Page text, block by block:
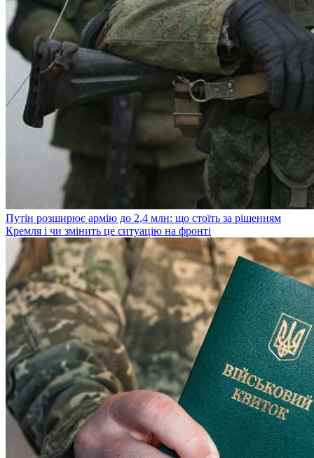
Путін розширює армію до 2,4 млн: що стоїть за рішенням
Кремля і чи змінить це ситуацію на фронті